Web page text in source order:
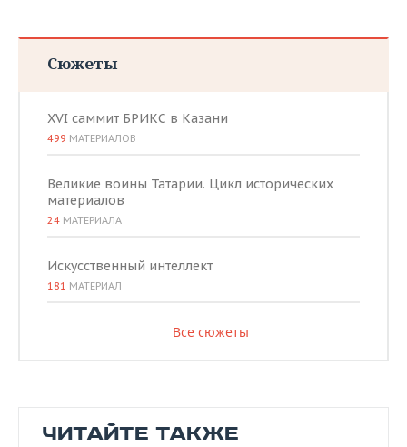
Сюжеты
XVI саммит БРИКС в Казани
499 МАТЕРИАЛОВ
Великие воины Татарии. Цикл исторических
материалов
24 МАТЕРИАЛА
Искусственный интеллект
181 МАТЕРИАЛ
Все сюжеты
ЧИТАЙТЕ ТАКЖЕ